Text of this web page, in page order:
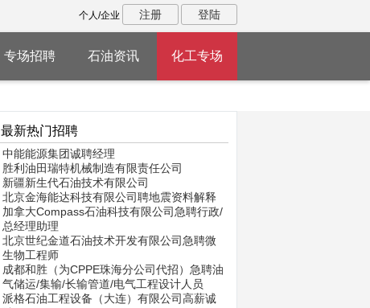
个人/企业 注册 登陆
专场招聘 石油资讯 化工专场
最新热门招聘
中能能源集团诚聘经理
胜利油田瑞特机械制造有限责任公司
新疆新生代石油技术有限公司
北京金海能达科技有限公司聘地震资料解释
加拿大Compass石油科技有限公司急聘行政/
总经理助理
北京世纪金道石油技术开发有限公司急聘微
生物工程师
成都和胜（为CPPE珠海分公司代招）急聘油
气储运/集输/长输管道/电气工程设计人员
派格石油工程设备（大连）有限公司高薪诚